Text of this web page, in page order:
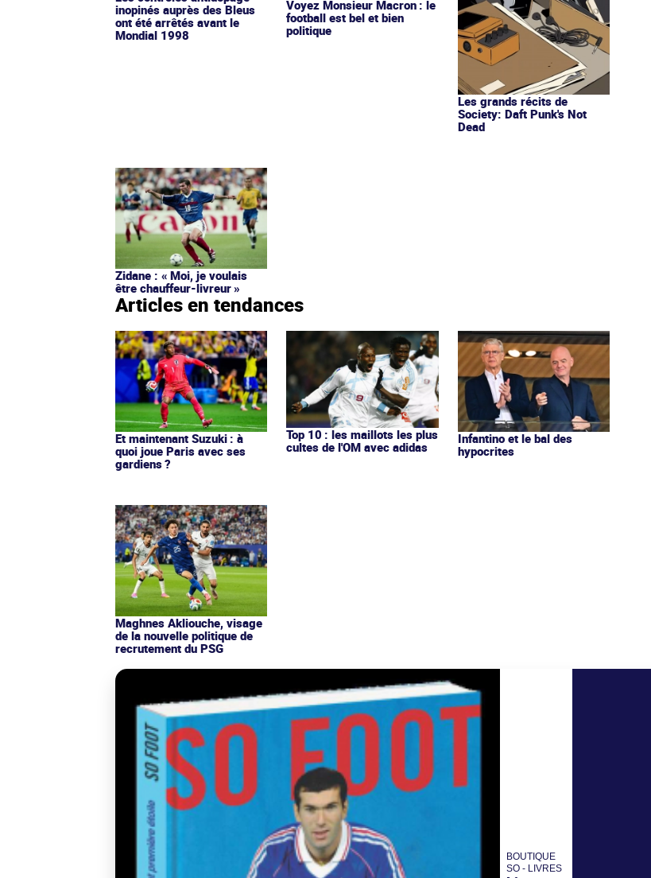
inopinés auprès des Bleus
ont été arrêtés avant le
Mondial 1998
Voyez Monsieur Macron : le
football est bel et bien
politique
Les grands récits de
Society: Daft Punk's Not
Dead
Zidane : « Moi, je voulais
être chauffeur-livreur »
Articles en tendances
Et maintenant Suzuki : à
quoi joue Paris avec ses
gardiens ?
Top 10 : les maillots les plus
cultes de l'OM avec adidas
Infantino et le bal des
hypocrites
Maghnes Akliouche, visage
de la nouvelle politique de
recrutement du PSG
BOUTIQUE
SO - LIVRES